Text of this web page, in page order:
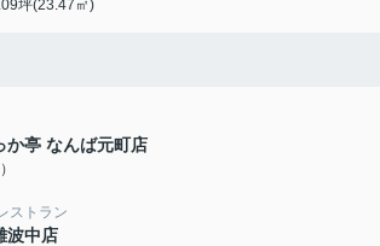
坪(23.47㎡)
か亭 なんば元町店
ストラン
波中店